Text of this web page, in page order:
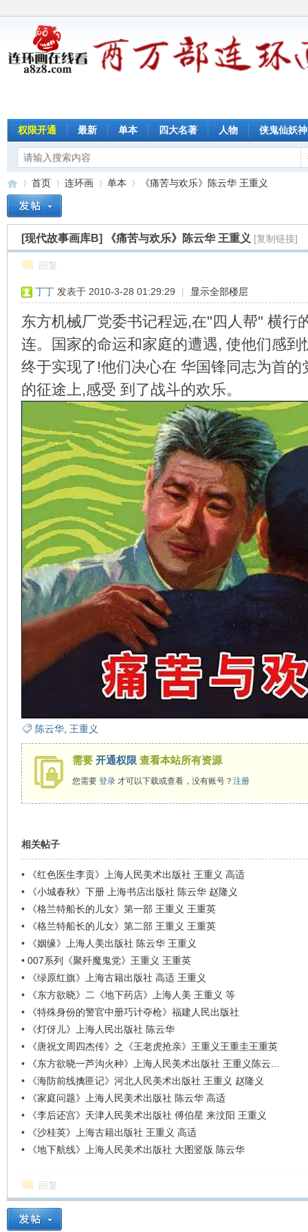
权限开通 最新 单本 四大名著 人物 侠鬼仙妖神
»
首页
›
连环画
›
单本
›
《痛苦与欢乐》陈云华 王重义
[现代故事画库B] 《痛苦与欢乐》陈云华 王重义 [复制链接]
回复
丁丁 发表于 2010-3-28 01:29:29 | 显示全部楼层
东方机械厂党委书记程远,在"四人帮" 横行
连。国家的命运和家庭的遭遇, 使他们感
终于实现了!他们决心在 华国锋同志为首
的征途上,感受 到了战斗的欢乐。
陈云华, 王重义
需要 开通权限 查看本站所有资源
您需要 登录才可以下载或查看，没有账号？ 注册
相关帖子
•
《红色医生李贡》上海人民美术出版社 王重义 高适
•
《小城春秋》下册 上海书店出版社 陈云华 赵隆义
•
《格兰特船长的儿女》第一部 王重义 王重英
•
《格兰特船长的儿女》第二部 王重义 王重英
•
《姻缘》上海人美出版社 陈云华 王重义
• 007系列《聚歼魔鬼党》王重义 王重英
•
《绿原红旗》上海古籍出版社 高适 王重义
•
《东方欲晓》二《地下药店》上海人美 王重义 等
•
《特殊身份的警官中册巧计夺枪》福建人民出版社
•
《灯伢儿》上海人民出版社 陈云华
•
《唐祝文周四杰传》之《王老虎抢亲》王重义王重圭王重英
•
《东方欲晓一芦沟火种》上海人民美术出版社 王重义陈云...
•
《海防前线擒匪记》河北人民美术出版社 王重义 赵隆义
•
《家庭问题》上海人民美术出版社 陈云华 高适
•
《李后还宫》天津人民美术出版社 傅伯星 来汶阳 王重义
•
《沙桂英》上海古籍出版社 王重义 高适
•
《地下航线》上海人民美术出版社 大图竖版 陈云华
回复